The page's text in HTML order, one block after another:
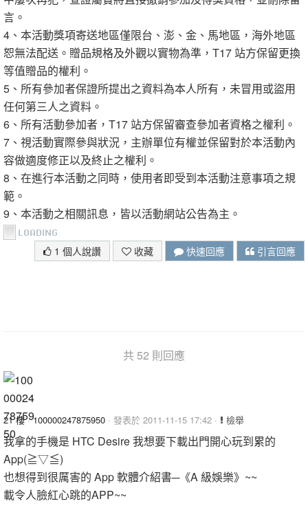
言。
4、本活動獎項寄送地區僅限台、澎、金、馬地區，海外地區
恕無法配送。贈品規格及外觀以實物為準，T17 站方保留更換
等值贈品的權利。
5、所有參加者保證所提出之資料為本人所有，未冒用或盜用
任何第三人之資料。
6、所有活動參加者，T17 站方保留審查參加者資格之權利。
7、視活動實際參與狀況，主辦單位有權並保留對於本活動內
容做適度修正以及終止之權利。
8、在進行本活動之同時，使用者即受到本活動注意事項之規
範。
9、本活動之相關訊息，皆以活動網站公告為主。
1 個人說讚 收藏 快速回應 引言回應
共 52 則回應
21 樓·100000247875950 · 發表於 2011-11-15 17:42 · 檢舉
我拿的手機是 HTC Desire 我想要下載出門開心玩到累的
App(≧▽≦)
也想得到很厲害的 App 軟體介紹書─《A 級娛樂》~~
載令人臉紅心跳的APP~~